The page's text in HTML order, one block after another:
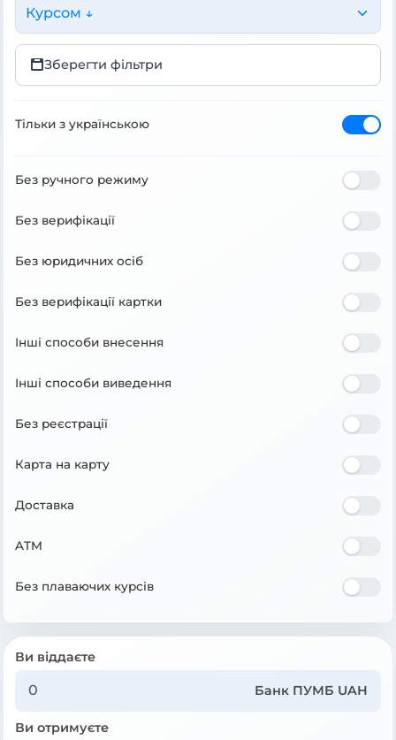
Курсом ↓
Зберегти фільтри
Тільки з українською
Без ручного режиму
Без верифікації
Без юридичних осіб
Без верифікації картки
Інші способи внесення
Інші способи виведення
Без реєстрації
Карта на карту
Доставка
ATM
Без плаваючих курсів
Ви віддаєте
Банк ПУМБ UAH
Ви отримуєте